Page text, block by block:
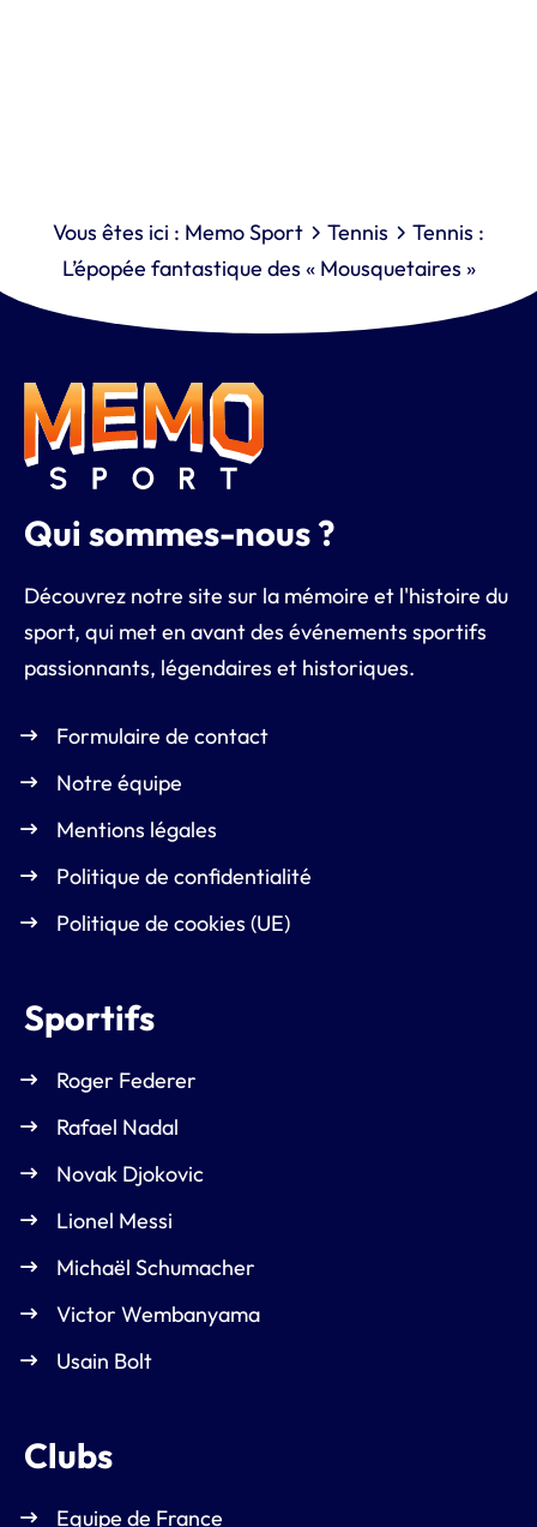
Vous êtes ici : Memo Sport Tennis
Tennis :
L’épopée fantastique des « Mousquetaires »
Qui sommes-nous ?
Découvrez notre site sur la mémoire et l'histoire du
sport, qui met en avant des événements sportifs
passionnants, légendaires et historiques.
Formulaire de contact
Notre équipe
Mentions légales
Politique de confidentialité
Politique de cookies (UE)
Sportifs
Roger Federer
Rafael Nadal
Novak Djokovic
Lionel Messi
Michaël Schumacher
Victor Wembanyama
Usain Bolt
Clubs
Equipe de France